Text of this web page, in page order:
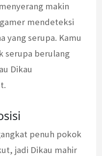
makin
mendeteksi
yang serupa. Kamu
serupa berulang
Dikau
penuh pokok
jadi Dikau mahir